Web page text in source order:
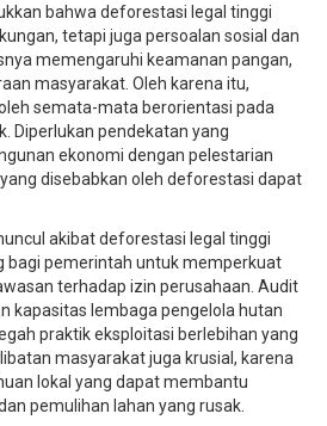
bahwa deforestasi legal tinggi
tetapi juga persoalan sosial dan
memengaruhi keamanan pangan,
masyarakat. Oleh karena itu,
semata-mata berorientasi pada
Diperlukan pendekatan yang
ekonomi dengan pelestarian
disebabkan oleh deforestasi dapat
akibat deforestasi legal tinggi
bagi pemerintah untuk memperkuat
terhadap izin perusahaan. Audit
kapasitas lembaga pengelola hutan
praktik eksploitasi berlebihan yang
masyarakat juga krusial, karena
lokal yang dapat membantu
pemulihan lahan yang rusak.